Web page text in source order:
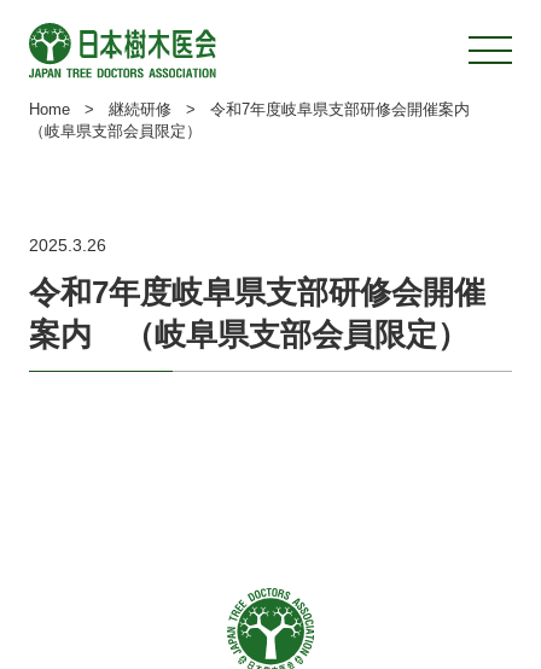
Home > 継続研修 >
令和7年度岐阜県支部研修会開催案内
（岐阜県支部会員限定）
2025.3.26
令和7年度岐阜県支部研修会開催
案内 （岐阜県支部会員限定）